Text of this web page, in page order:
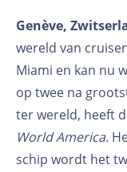
Genève,
wereld van
Miami en kan nu
op twee na
ter wereld, heeft
World America.
schip wordt het